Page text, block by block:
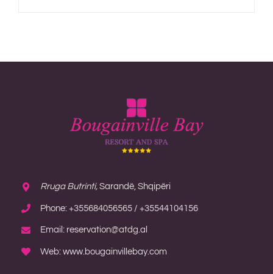
Rruga Butrinti,Sarandë, Shqipëri
Phone: +355684056565 / +35544104156
Email: reservation@atdg.al
Web: www.bougainvillebay.com